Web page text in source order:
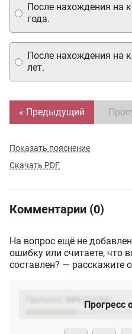
После нахождения на
лет.
После нахождения на
года.
« Предыдущий
Показать пояснение
Скачать PDF
Комментарии (0)
На вопрос ещё не
ошибку или считаете, что
составлен? — расскажите
(23
Прогресс